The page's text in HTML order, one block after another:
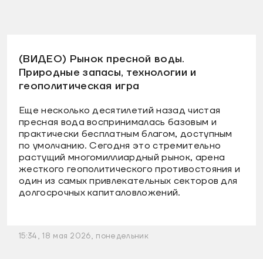
(ВИДЕО) Рынок пресной воды.
Природные запасы, технологии и
геополитическая игра
Еще несколько десятилетий назад чистая
пресная вода воспринималась базовым и
практически бесплатным благом, доступным
по умолчанию. Сегодня это стремительно
растущий многомиллиардный рынок, арена
жесткого геополитического противостояния и
один из самых привлекательных секторов для
долгосрочных капиталовложений.
15:34, 18 мая 2026, понедельник